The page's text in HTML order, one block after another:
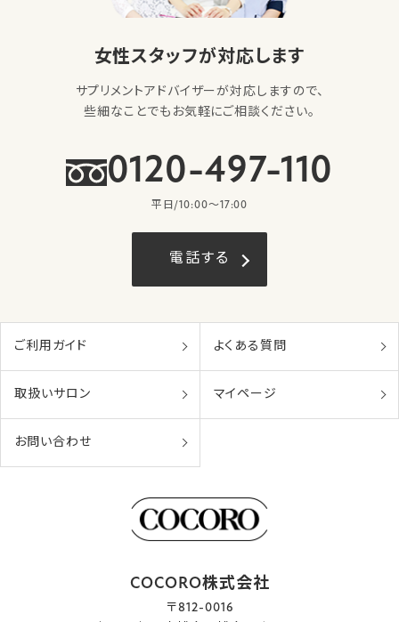
女性スタッフが対応します
サプリメントアドバイザーが対応しますので、
些細なことでもお気軽にご相談ください。
0120-497-110
平日/10:00〜17:00
電話する
ご利用ガイド よくある質問
取扱いサロン マイページ
お問い合わせ
COCORO株式会社
〒812-0016